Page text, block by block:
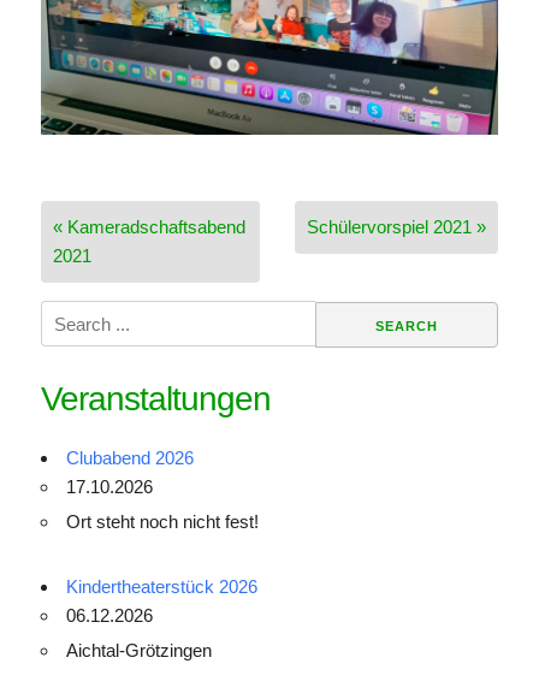
Beitragsnavigation
« Kameradschaftsabend
2021
Schülervorspiel 2021 »
Search
for:
Veranstaltungen
Clubabend 2026
17.10.2026
Ort steht noch nicht fest!
Kindertheaterstück 2026
06.12.2026
Aichtal-Grötzingen